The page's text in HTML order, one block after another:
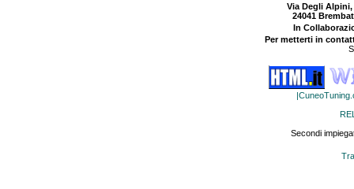
Via Degli Alpini,
24041
In
Per metterti in
Secondi